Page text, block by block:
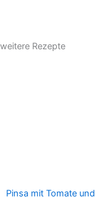
weitere Rezepte
Pinsa mit Tomate und